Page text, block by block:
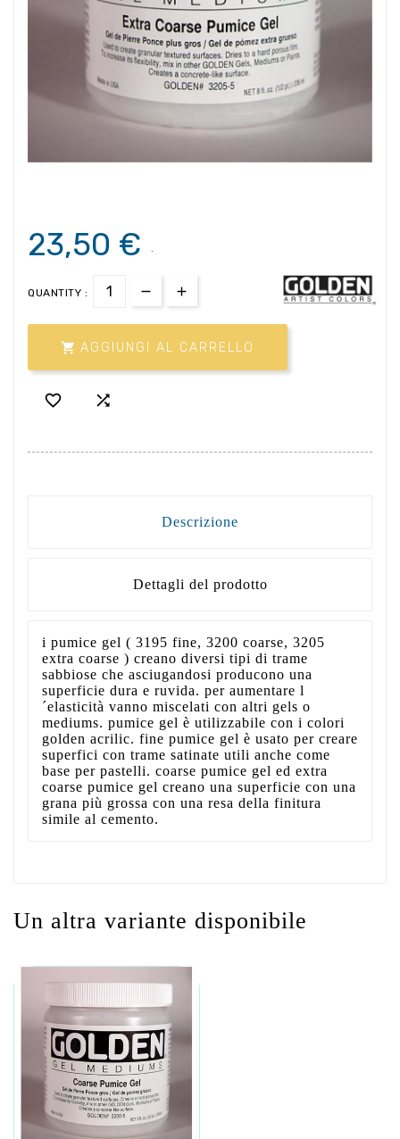
23,50 € .
QUANTITY :
 AGGIUNGI AL CARRELLO
 
Descrizione
Dettagli del prodotto
i pumice gel ( 3195 fine, 3200 coarse, 3205
extra coarse ) creano diversi tipi di trame
sabbiose che asciugandosi producono una
superficie dura e ruvida. per aumentare l
´elasticità vanno miscelati con altri gels o
mediums. pumice gel è utilizzabile con i colori
golden acrilic. fine pumice gel è usato per creare
superfici con trame satinate utili anche come
base per pastelli. coarse pumice gel ed extra
coarse pumice gel creano una superficie con una
grana più grossa con una resa della finitura
simile al cemento.
Un altra variante disponibile